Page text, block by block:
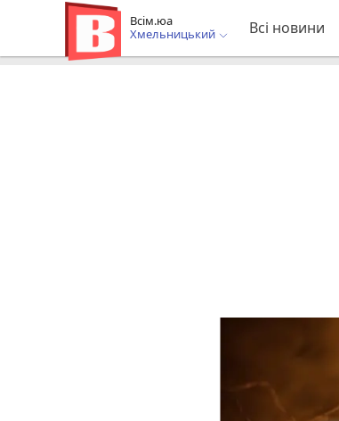
Всім.юа
Хмельницький
Всі новини